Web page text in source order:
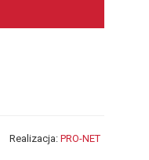
Realizacja: PRO-NET